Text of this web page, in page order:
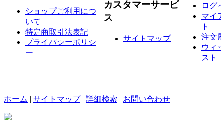
ショップご利用につ
いて
特定商取引法表記
プライバシーポリシ
ー
カスタマーサービ
ス
サイトマップ
ログ
マイ
ト
注文
ウィ
スト
ホーム | サイトマップ| 詳細検索 | お問い合わせ